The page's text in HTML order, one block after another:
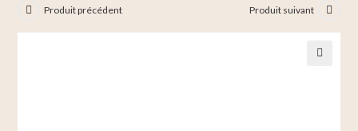
Produit précédent Produit suivant